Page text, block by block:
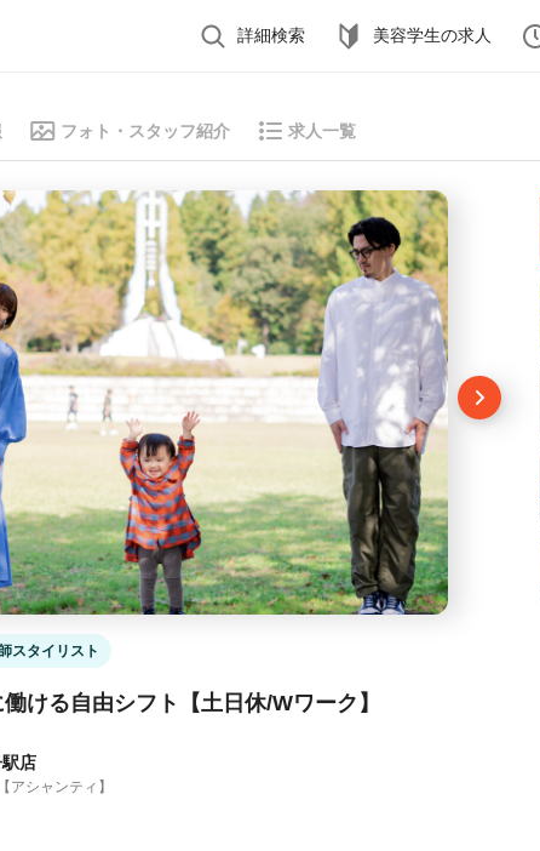
詳細検索 美容学生の求人
フォト・スタッフ紹介 求人一覧
スタイリスト
ける自由シフト【土日休/Wワーク】
店
アシャンティ】